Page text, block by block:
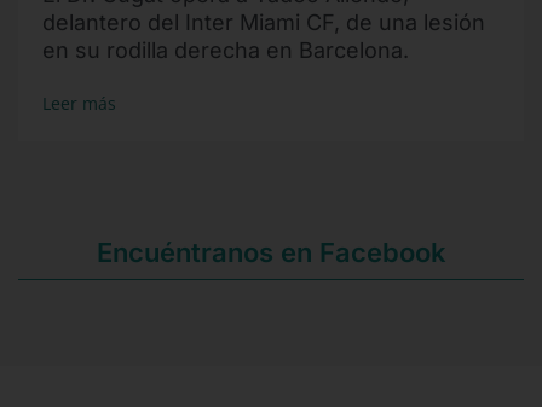
delantero del Inter Miami CF, de una lesión
en su rodilla derecha en Barcelona.
Leer más
Encuéntranos en Facebook